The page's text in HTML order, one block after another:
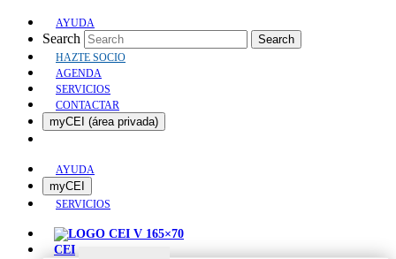
AYUDA
Search Search
HAZTE SOCIO
AGENDA
SERVICIOS
CONTACTAR
myCEI (área privada)
AYUDA
myCEI
SERVICIOS
CEI